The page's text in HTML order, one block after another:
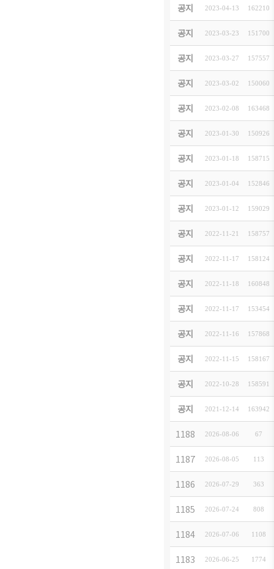
공지 [お知らせ
2023-04-13 162210
공지 [お知らせ 2023
2023-03-23 151700
공지 [イベント 第23
2023-03-27 157557
공지 [お知らせ 한기
2023-03-02 150060
공지 [イベント 2023
2023-02-08 163468
공지 [イベント 2023
2023-01-30 150926
공지 [お知らせ 우리
2023-01-18 158715
공지 [お知らせ 【주
2023-01-04 152846
공지 [お知らせ 2023
2023-01-12 159029
공지 [お知らせ 한·
2022-11-21 158757
공지 [お知らせ [주일
2022-11-17 158124
공지 [お知らせ 11월
2022-11-18 160848
공지 [お知らせ 「
2022-11-17 153454
공지 [お知らせ [니혼
2022-11-16 157868
공지 [イベント 「
2022-11-15 158167
공지 [お知らせ 12/1(
2022-10-28 158591
공지 [お知らせ ‘일본
2021-12-14 163942
1188 [お知らせ 「
2026-08-06 67
1187 [お知らせ 한
2026-08-05 113
1186 [お知らせ
2026-07-29 363
1185 [お知らせ 韓
2026-07-24 808
1184 [お知らせ 한일
2026-07-06 1108
1183 [イベント 「
2026-06-25 1774